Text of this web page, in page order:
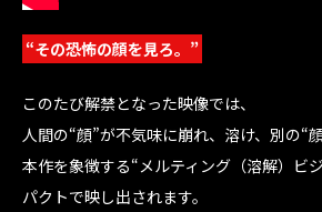
“その恐怖の顔を見ろ。”
このたび解禁となった映像では、
人間の“顔”が不気味に崩れ、溶け、別の“顔
本作を象徴する“メルティング（溶解）ビ
パクトで映し出されます。